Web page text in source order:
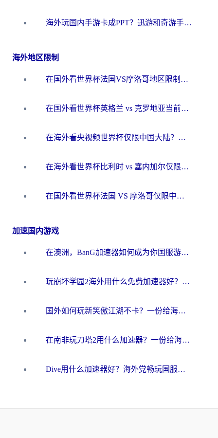
海外玩国内手游卡成PPT？迅游和奇游手游哪个好？一篇讲透回国加速器怎么选
海外地区限制
在国外看世界杯法国VS摩洛哥地区限制？这篇指南让你流畅看中文解说无压力
在国外看世界杯英格兰 vs 克罗地亚当前地区不可播放？这篇指南帮你搞定所有海外观赛难题
在海外看央视频世界杯仅限中国大陆？这篇指南帮你解锁中文解说+无卡顿直播
在海外看世界杯比利时 vs 塞内加尔仅限中国大陆？我找到了最流畅的中文解说之路
在国外看世界杯法国 VS 摩洛哥仅限中国大陆？海外党这样看中文解说赛事不卡顿
加速国内游戏
在澳洲，BanG加速器如何成为你国服游戏的“时光机”？
玩崩坏学园2海外用什么免费加速器好？2026海外党亲测国服游戏加速指南
国外如何玩新笑傲江湖不卡？一份给海外游子的终极网络指南
在南非玩刀塔2用什么加速器？一份给海外游子的终极生存指南
Dive用什么加速器好？海外党畅玩国服游戏的终极避坑指南